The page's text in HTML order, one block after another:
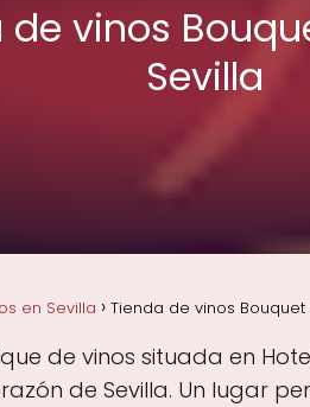
de vinos
Sevilla
en Sevilla Tienda de vinos Bouquet
de vinos situada en
de Sevilla. Un lugar